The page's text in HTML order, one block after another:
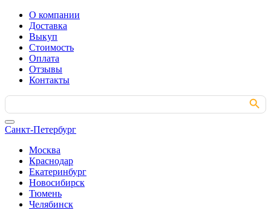
О компании
Доставка
Выкуп
Стоимость
Оплата
Отзывы
Контакты
Search
for:
Search Button
Санкт-Петербург
Москва
Краснодар
Екатеринбург
Новосибирск
Тюмень
Челябинск